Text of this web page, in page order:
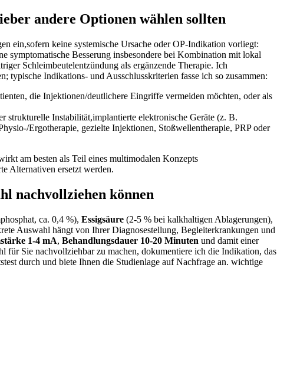
andere Optionen wählen‌ sollten
ein,sofern keine systemische Ursache⁣ oder OP‑Indikation vorliegt:
symptomatische Besserung insbesondere bei ‍Kombination mit lokal
Schleimbeutelentzündung⁢ als ergänzende Therapie. Ich
Indikations- und Ausschlusskriterien fasse ich so zusammen:
⁤die Injektionen/deutlichere Eingriffe vermeiden möchten, oder ⁣als
strukturelle​ Instabilität,implantierte elektronische Geräte (z. ⁢B.
Ergotherapie, gezielte Injektionen, Stoßwellentherapie,​ PRP oder
am besten als Teil eines multimodalen Konzepts
Alternativen ersetzt werden.
nachvollziehen⁣ können
ca. 0,4 ‌%), Essigsäure (2-5 % bei kalkhaltigen Ablagerungen),
Auswahl⁤ hängt von Ihrer Diagnosestellung, Begleiterkrankungen und
1-4 ​mA, Behandlungsdauer‌ 10-20⁣ Minuten und damit einer
‍Sie nachvollziehbar zu machen, dokumentiere‌ ich die Indikation, das
durch und ‍biete Ihnen die ⁤Studienlage auf Nachfrage‌ an. wichtige